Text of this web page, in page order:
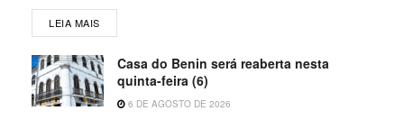
LEIA MAIS
Casa do Benin será reaberta nesta
quinta-feira (6)
6 DE AGOSTO DE 2026